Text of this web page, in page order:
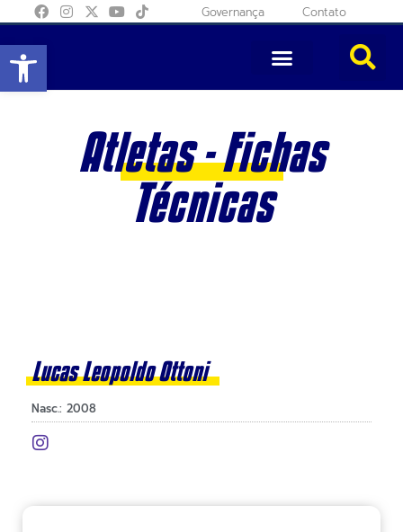
Abrir a barra de ferramentas
Governança Contato
Atletas - Fichas
Técnicas
Lucas Leopoldo Ottoni
Nasc.: 2008